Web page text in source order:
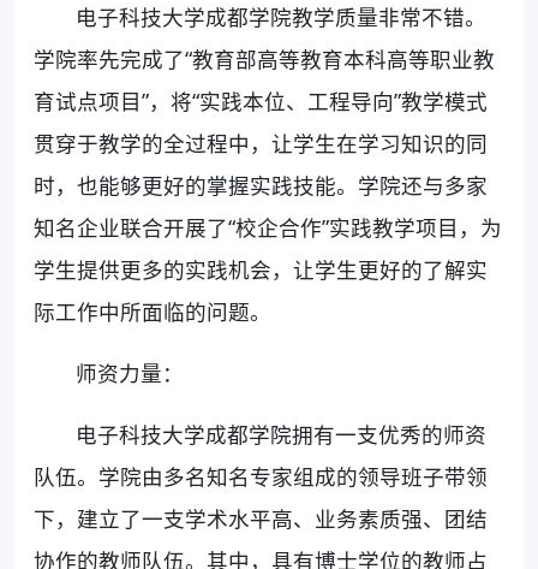
电子科技大学成都学院教学质量非常不错。
学院率先完成了“教育部高等教育本科高等职业教
育试点项目”，将“实践本位、工程导向”教学模式
贯穿于教学的全过程中，让学生在学习知识的同
时，也能够更好的掌握实践技能。学院还与多家
知名企业联合开展了“校企合作”实践教学项目，为
学生提供更多的实践机会，让学生更好的了解实
际工作中所面临的问题。
师资力量：
电子科技大学成都学院拥有一支优秀的师资
队伍。学院由多名知名专家组成的领导班子带领
下，建立了一支学术水平高、业务素质强、团结
协作的教师队伍。其中，具有博士学位的教师占